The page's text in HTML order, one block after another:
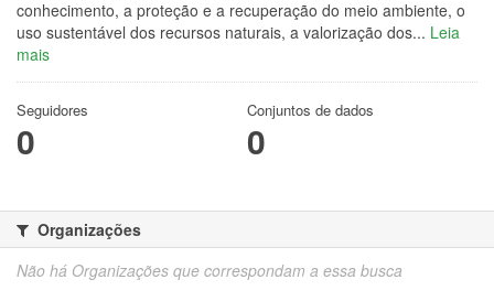
conhecimento, a proteção e a recuperação do meio ambiente, o
uso sustentável dos recursos naturais, a valorização dos... Leia
mais
Seguidores
0
Conjuntos de dados
0
Organizações
Não há Organizações que correspondam a essa busca